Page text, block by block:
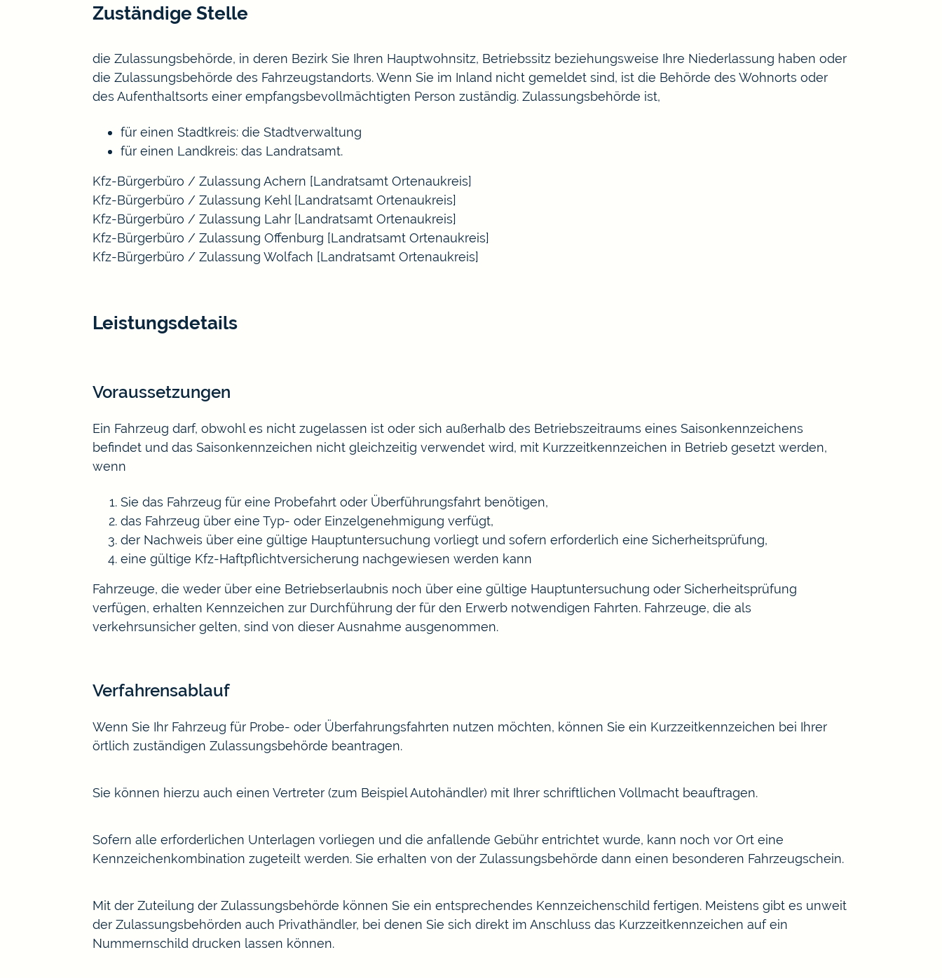
Zuständige Stelle
die Zulassungsbehörde, in deren Bezirk Sie Ihren Hauptwohnsitz, Betriebssitz beziehungsweise Ihre Niederlassung haben oder
die Zulassungsbehörde des Fahrzeugstandorts. Wenn Sie im Inland nicht gemeldet sind, ist die Behörde des Wohnorts oder
des Aufenthaltsorts einer empfangsbevollmächtigten Person zuständig. Zulassungsbehörde ist,
für einen Stadtkreis: die Stadtverwaltung
für einen Landkreis: das Landratsamt.
Kfz-Bürgerbüro / Zulassung Achern [Landratsamt Ortenaukreis]
Kfz-Bürgerbüro / Zulassung Kehl [Landratsamt Ortenaukreis]
Kfz-Bürgerbüro / Zulassung Lahr [Landratsamt Ortenaukreis]
Kfz-Bürgerbüro / Zulassung Offenburg [Landratsamt Ortenaukreis]
Kfz-Bürgerbüro / Zulassung Wolfach [Landratsamt Ortenaukreis]
Leistungsdetails
Voraussetzungen
Ein Fahrzeug darf, obwohl es nicht zugelassen ist oder sich außerhalb des Betriebszeitraums eines Saisonkennzeichens
befindet und das Saisonkennzeichen nicht gleichzeitig verwendet wird, mit Kurzzeitkennzeichen in Betrieb gesetzt werden,
wenn
Sie das Fahrzeug für eine Probefahrt oder Überführungsfahrt benötigen,
das Fahrzeug über eine Typ- oder Einzelgenehmigung verfügt,
der Nachweis über eine gültige Hauptuntersuchung vorliegt und sofern erforderlich eine Sicherheitsprüfung,
eine gültige Kfz-Haftpflichtversicherung nachgewiesen werden kann
Fahrzeuge, die weder über eine Betriebserlaubnis noch über eine gültige Hauptuntersuchung oder Sicherheitsprüfung
verfügen, erhalten Kennzeichen zur Durchführung der für den Erwerb notwendigen Fahrten. Fahrzeuge, die als
verkehrsunsicher gelten, sind von dieser Ausnahme ausgenommen.
Verfahrensablauf
Wenn Sie Ihr Fahrzeug für Probe- oder Überfahrungsfahrten nutzen möchten, können Sie ein Kurzzeitkennzeichen bei Ihrer
örtlich zuständigen Zulassungsbehörde beantragen.
Sie können hierzu auch einen Vertreter (zum Beispiel Autohändler) mit Ihrer schriftlichen Vollmacht beauftragen.
Sofern alle erforderlichen Unterlagen vorliegen und die anfallende Gebühr entrichtet wurde, kann noch vor Ort eine
Kennzeichenkombination zugeteilt werden. Sie erhalten von der Zulassungsbehörde dann einen besonderen Fahrzeugschein.
Mit der Zuteilung der Zulassungsbehörde können Sie ein entsprechendes Kennzeichenschild fertigen. Meistens gibt es unweit
der Zulassungsbehörden auch Privathändler, bei denen Sie sich direkt im Anschluss das Kurzzeitkennzeichen auf ein
Nummernschild drucken lassen können.